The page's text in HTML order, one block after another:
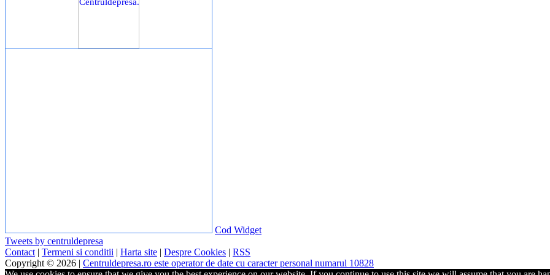
Cod Widget
Tweets by centruldepresa
Contact | Termeni si conditii | Harta site | Despre Cookies | RSS
Copyright © 2026 | Centruldepresa.ro este operator de date cu caracter personal numarul 10828